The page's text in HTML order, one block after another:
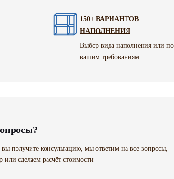
150+ ВАРИАНТОВ
НАПОЛНЕНИЯ
Выбор вида наполнения или по
вашим требованиям
получите консультацию, мы ответим на все вопросы,
или сделаем расчёт стоимости